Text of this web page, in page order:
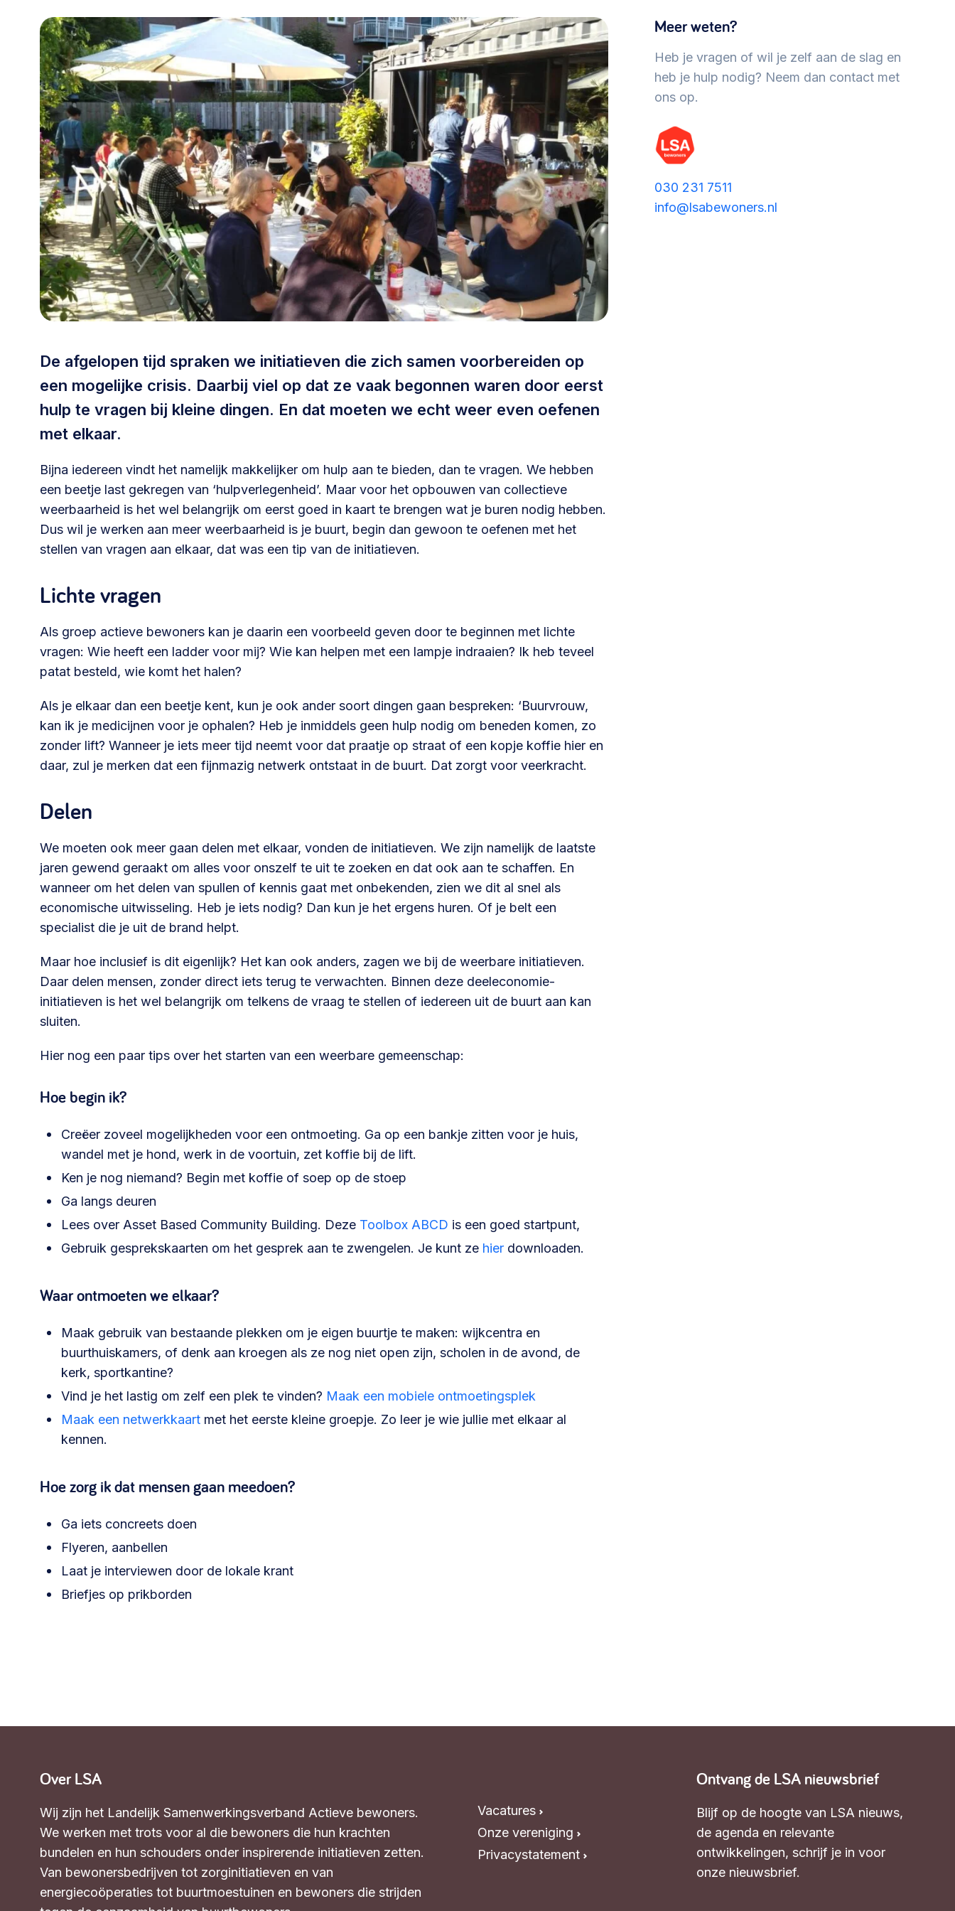
welkomstcultuur >
netwerken uitbreiden >
Weerbare gemeenschappen
Voorbereiden op crisis, noodsteunpunten,
ontmoetingsplekken >
Buurtenergie
Energiecollectieven, buurt vergroenen, SDG >
Meebeslissen
Uitdaagrecht, gemeenschapsfondsen, lokale
Samenwerken en lokale politiek
Lobbyen, invloed uitoefenen,
maatschappelijke impact >
Omgevingswet en gebiedsontwikkeling
invoering omgevingswet, participatie,
gebiedsontwikkeling>
Advies of hulp nodig?
Je kunt altijd contact met ons opnemen via telefoon of e-mail.
Vraag stellen
7511
info@lsabewoners.nl
De afgelopen tijd spraken we initiatieven die zich samen voorbereiden op
een mogelijke crisis. Daarbij viel op dat ze vaak begonnen waren door eerst
hulp te vragen bij kleine dingen. En dat moeten we echt weer even oefenen
met elkaar.
Bijna iedereen vindt het namelijk makkelijker om hulp aan te bieden, dan te vragen. We hebben
een beetje last gekregen van ‘hulpverlegenheid’. Maar voor het opbouwen van collectieve
weerbaarheid is het wel belangrijk om eerst goed in kaart te brengen wat je buren nodig hebben.
Dus wil je werken aan meer weerbaarheid is je buurt, begin dan gewoon te oefenen met het
stellen van vragen aan elkaar, dat was een tip van de initiatieven.
Lichte vragen
Als groep actieve bewoners kan je daarin een voorbeeld geven door te beginnen met lichte
vragen: Wie heeft een ladder voor mij? Wie kan helpen met een lampje indraaien? Ik heb teveel
patat besteld, wie komt het halen?
Als je elkaar dan een beetje kent, kun je ook ander soort dingen gaan bespreken: ‘Buurvrouw,
kan ik je medicijnen voor je ophalen? Heb je inmiddels geen hulp nodig om beneden komen, zo
zonder lift? Wanneer je iets meer tijd neemt voor dat praatje op straat of een kopje koffie hier en
daar, zul je merken dat een fijnmazig netwerk ontstaat in de buurt. Dat zorgt voor veerkracht.
Delen
We moeten ook meer gaan delen met elkaar, vonden de initiatieven. We zijn namelijk de laatste
jaren gewend geraakt om alles voor onszelf te uit te zoeken en dat ook aan te schaffen. En
wanneer om het delen van spullen of kennis gaat met onbekenden, zien we dit al snel als
economische uitwisseling. Heb je iets nodig? Dan kun je het ergens huren. Of je belt een
specialist die je uit de brand helpt.
Maar hoe inclusief is dit eigenlijk? Het kan ook anders, zagen we bij de weerbare initiatieven.
Daar delen mensen, zonder direct iets terug te verwachten. Binnen deze deeleconomie-
initiatieven is het wel belangrijk om telkens de vraag te stellen of iedereen uit de buurt aan kan
sluiten.
Hier nog een paar tips over het starten van een weerbare gemeenschap:
Hoe begin ik?
Creëer zoveel mogelijkheden voor een ontmoeting. Ga op een bankje zitten voor je huis,
wandel met je hond, werk in de voortuin, zet koffie bij de lift.
Ken je nog niemand? Begin met koffie of soep op de stoep
Ga langs deuren
Lees over Asset Based Community Building. Deze Toolbox ABCD is een goed startpunt,
Gebruik gesprekskaarten om het gesprek aan te zwengelen. Je kunt ze hier downloaden.
Waar ontmoeten we elkaar?
Maak gebruik van bestaande plekken om je eigen buurtje te maken: wijkcentra en
buurthuiskamers, of denk aan kroegen als ze nog niet open zijn, scholen in de avond, de
kerk, sportkantine?
Vind je het lastig om zelf een plek te vinden? Maak een mobiele ontmoetingsplek
Maak een netwerkkaart met het eerste kleine groepje. Zo leer je wie jullie met elkaar al
kennen.
Hoe zorg ik dat mensen gaan meedoen?
Ga iets concreets doen
Flyeren, aanbellen
Laat je interviewen door de lokale krant
Briefjes op prikborden
Meer weten?
Heb je vragen of wil je zelf aan de slag en
heb je hulp nodig? Neem dan contact met
ons op.
030 231 7511
info@lsabewoners.nl
Over LSA
Wij zijn het Landelijk Samenwerkingsverband Actieve bewoners.
We werken met trots voor al die bewoners die hun krachten
bundelen en hun schouders onder inspirerende initiatieven zetten.
Van bewonersbedrijven tot zorginitiatieven en van
energiecoöperaties tot buurtmoestuinen en bewoners die strijden
Vacatures
Onze vereniging
Privacystatement
Ontvang de LSA nieuwsbrief
Blijf op de hoogte van LSA nieuws,
de agenda en relevante
ontwikkelingen, schrijf je in voor
onze nieuwsbrief.